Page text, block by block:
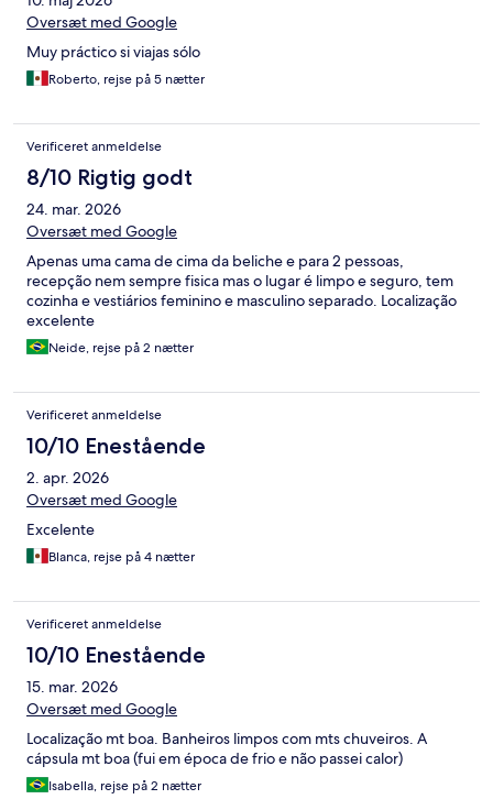
Oversæt med Google
Muy práctico si viajas sólo
Roberto, rejse på 5 nætter
Verificeret anmeldelse
8/10 Rigtig godt
24. mar. 2026
Oversæt med Google
Apenas uma cama de cima da beliche e para 2 pessoas,
recepção nem sempre fisica mas o lugar é limpo e seguro, tem
cozinha e vestiários feminino e masculino separado. Localização
excelente
Neide, rejse på 2 nætter
Verificeret anmeldelse
10/10 Enestående
2. apr. 2026
Oversæt med Google
Excelente
Blanca, rejse på 4 nætter
Verificeret anmeldelse
10/10 Enestående
15. mar. 2026
Oversæt med Google
Localização mt boa. Banheiros limpos com mts chuveiros. A
cápsula mt boa (fui em época de frio e não passei calor)
Isabella, rejse på 2 nætter